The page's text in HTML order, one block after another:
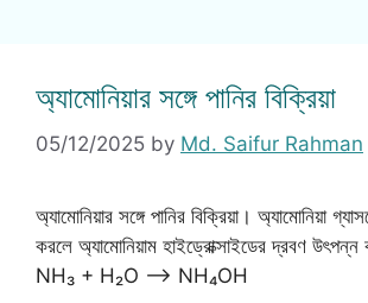
অ্যামোনিয়ার সঙ্গে পানির বিক্রিয়া
05/12/2025 by Md. Saifur Rahman
অ্যামোনিয়ার সঙ্গে পানির বিক্রিয়া। অ্যামোনিয়া
করলে অ্যামোনিয়াম হাইড্রোক্সাইডের দ্রবণ উৎপন্ন
NH₃ + H₂O —–> NH₄OH